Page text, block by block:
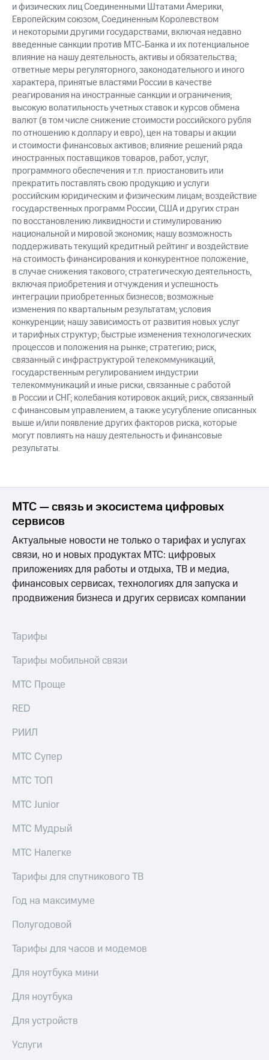
и физических лиц Соединенными Штатами Америки,
Европейским союзом, Соединенным Королевством
и некоторыми другими государствами, включая недавно
введенные санкции против МТС-Банка и их потенциальное
влияние на нашу деятельность, активы и обязательства;
ответные меры регуляторного, законодательного и иного
характера, принятые властями России в качестве
реагирования на иностранные санкции и ограничения;
высокую волатильность учетных ставок и курсов обмена
валют (в том числе снижение стоимости российского рубля
по отношению к доллару и евро), цен на товары и акции
и стоимости финансовых активов; влияние решений ряда
иностранных поставщиков товаров, работ, услуг,
программного обеспечения и т.п. приостановить или
прекратить поставлять свою продукцию и услуги
российским юридическим и физическим лицам; воздействие
государственных программ России, США и других стран
по восстановлению ликвидности и стимулированию
национальной и мировой экономик; нашу возможность
поддерживать текущий кредитный рейтинг и воздействие
на стоимость финансирования и конкурентное положение,
в случае снижения такового; стратегическую деятельность,
включая приобретения и отчуждения и успешность
интеграции приобретенных бизнесов; возможные
изменения по квартальным результатам; условия
конкуренции; нашу зависимость от развития новых услуг
и тарифных структур; быстрые изменения технологических
процессов и положения на рынке; стратегию; риск,
связанный с инфраструктурой телекоммуникаций,
государственным регулированием индустрии
телекоммуникаций и иные риски, связанные с работой
в России и СНГ; колебания котировок акций; риск, связанный
с финансовым управлением, а также усугубление описанных
выше и/или появление других факторов риска, которые
могут повлиять на нашу деятельность и финансовые
результаты.
МТС — связь и экосистема цифровых
сервисов
Актуальные новости не только о тарифах и услугах
связи, но и новых продуктах МТС: цифровых
приложениях для работы и отдыха, ТВ и медиа,
финансовых сервисах, технологиях для запуска и
продвижения бизнеса и других сервисах компании
Тарифы
Тарифы мобильной связи
МТС Проще
RED
РИИЛ
МТС Супер
МТС ТОП
МТС Junior
МТС Мудрый
МТС Налегке
Тарифы для спутникового ТВ
Год на максимуме
Полугодовой
Тарифы для часов и модемов
Для ноутбука мини
Для ноутбука
Для устройств
Услуги